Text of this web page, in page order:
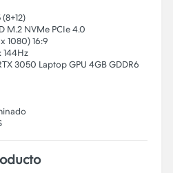
M.2 NVMe PCIe 4.0
1080) 16:9
144Hz
3050 Laptop GPU 4GB GDDR6